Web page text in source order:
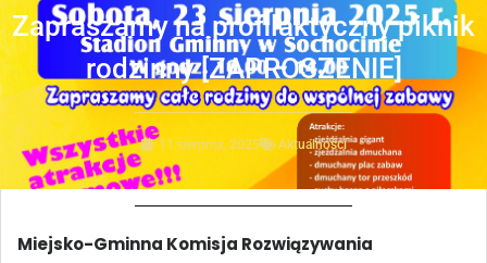
Zapraszamy na profilaktyczny piknik
rodzinny [ZAPROSZENIE]
11 sierpnia, 2025 Aktualności
Miejsko-Gminna Komisja Rozwiązywania